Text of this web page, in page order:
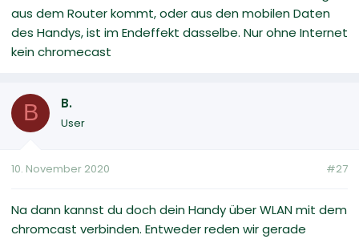
aus dem Router kommt, oder aus den mobilen Daten
des Handys, ist im Endeffekt dasselbe. Nur ohne Internet
kein chromecast
B B.
User
10. November 2020 #27
Na dann kannst du doch dein Handy über WLAN mit dem
chromcast verbinden. Entweder reden wir gerade